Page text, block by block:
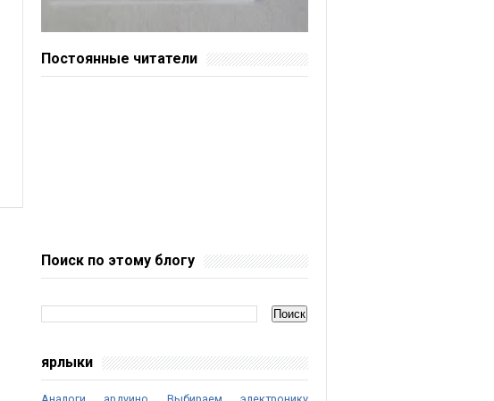
Постоянные читатели
Поиск по этому блогу
ярлыки